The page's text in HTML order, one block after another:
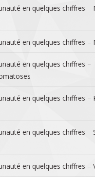
en quelques chiffres –
en quelques chiffres –
en quelques chiffres –
en quelques chiffres –
en quelques chiffres –
en quelques chiffres –